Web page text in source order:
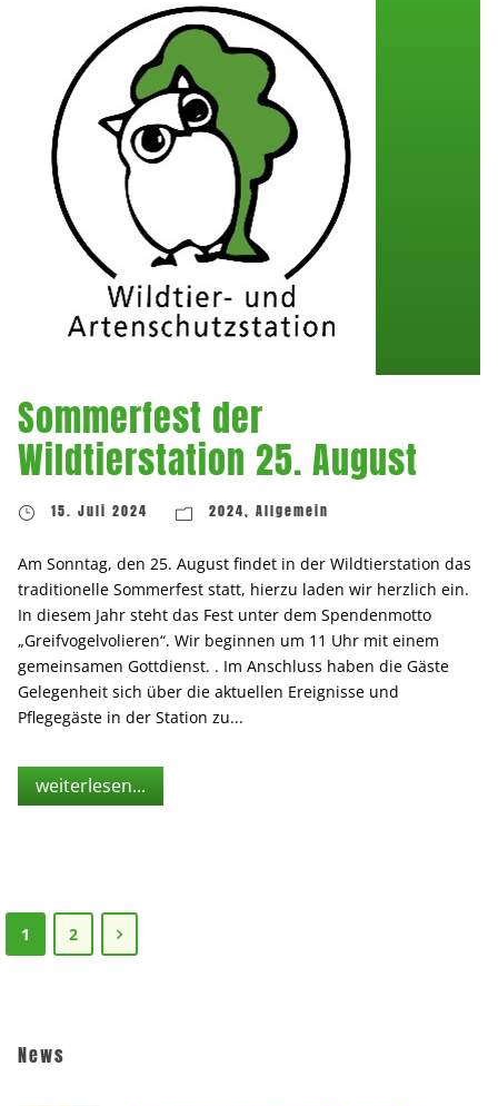
Sommerfest der
Wildtierstation 25. August
15. Juli 2024 2024, Allgemein
Am Sonntag, den 25. August findet in der Wildtierstation das
traditionelle Sommerfest statt, hierzu laden wir herzlich ein.
In diesem Jahr steht das Fest unter dem Spendenmotto
„Greifvogelvolieren“. Wir beginnen um 11 Uhr mit einem
gemeinsamen Gottdienst. . Im Anschluss haben die Gäste
Gelegenheit sich über die aktuellen Ereignisse und
Pflegegäste in der Station zu...
weiterlesen...
1 2
News